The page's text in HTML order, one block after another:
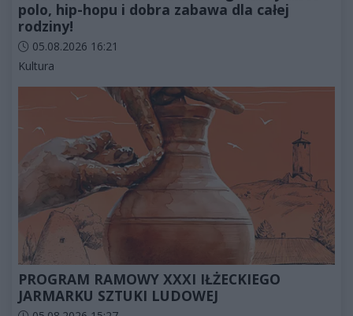
polo, hip-hopu i dobra zabawa dla całej
rodziny!
Data dodania artykułu:
05.08.2026 16:21
Kategorie artykułu:
Kultura
PROGRAM RAMOWY XXXI IŁŻECKIEGO
JARMARKU SZTUKI LUDOWEJ